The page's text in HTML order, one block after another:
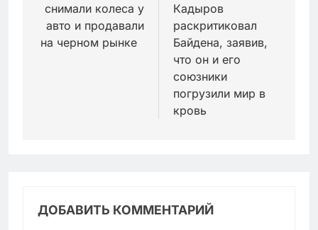
снимали колеса у
авто и продавали
на черном рынке
Кадыров
раскритиковал
Байдена, заявив,
что он и его
союзники
погрузили мир в
кровь
ДОБАВИТЬ КОММЕНТАРИЙ